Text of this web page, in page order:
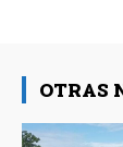
OTRAS